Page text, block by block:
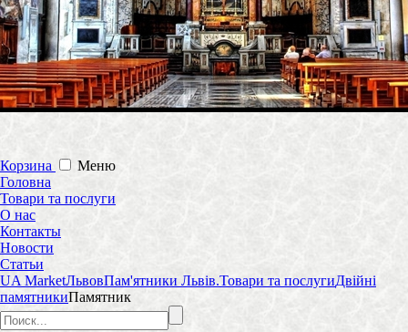
Корзина
Меню
Головна
Товари та послуги
О нас
Контакты
Новости
Статьи
UA MarketЛьвовПам'ятники Львів.Товари та послугиДвійні
памятникиПамятник